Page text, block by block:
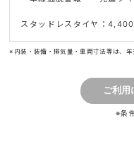
スタッドレスタイヤ：4,400
※内装・装備・排気量・車両寸法等は、年
※条